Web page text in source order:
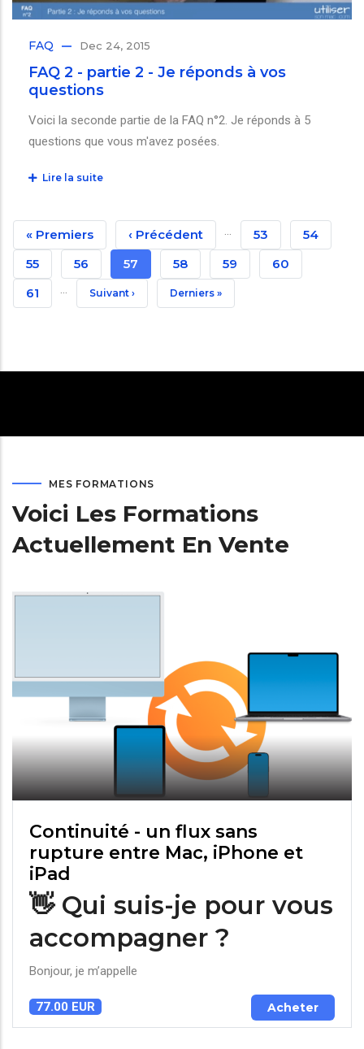
FAQ Dec 24, 2015
FAQ 2 - partie 2 - Je réponds à vos
questions
Voici la seconde partie de la FAQ n°2. Je réponds à 5
questions que vous m'avez posées.
Lire la suite
Pagination
Première
Page
« Premiers
Page
Précédente
‹ Précédent … Page
53 Page
54
Page
55 Page
56
Page
Courante
57 Page
58 Page
59 Page
60
Page
61 … Page
Suivant › Dernière
Derniers »
MES FORMATIONS
Voici Les Formations
Actuellement En Vente
Continuité - un flux sans
rupture entre Mac, iPhone et
iPad
👋 Qui suis-je pour vous
accompagner ?
Bonjour, je m’appelle
77.00 EUR Acheter